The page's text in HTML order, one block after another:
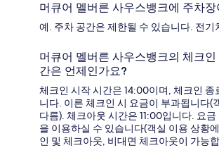
머큐어 멜버른 사우스뱅크에 주차
예. 주차 공간은 제한될 수 있습니다. 전
머큐어 멜버른 사우스뱅크의 체크인
간은 언제인가요?
체크인 시작 시간은 14:00이며, 체크인 종
니다. 이른 체크인 시 요금이 부과됩니다(
다름). 체크아웃 시간은 11:00입니다. 요
을 이용하실 수 있습니다(객실 이용 상황
인 및 체크아웃, 비대면 체크아웃이 가능